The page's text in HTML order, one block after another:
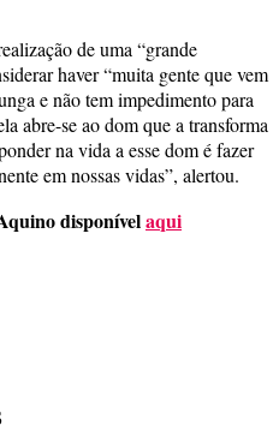
de uma “grande
haver “muita gente que vem
e não tem impedimento para
abre-se ao dom que a transforma
na vida a esse dom é fazer
em nossas vidas”, alertou.
disponívelaqui